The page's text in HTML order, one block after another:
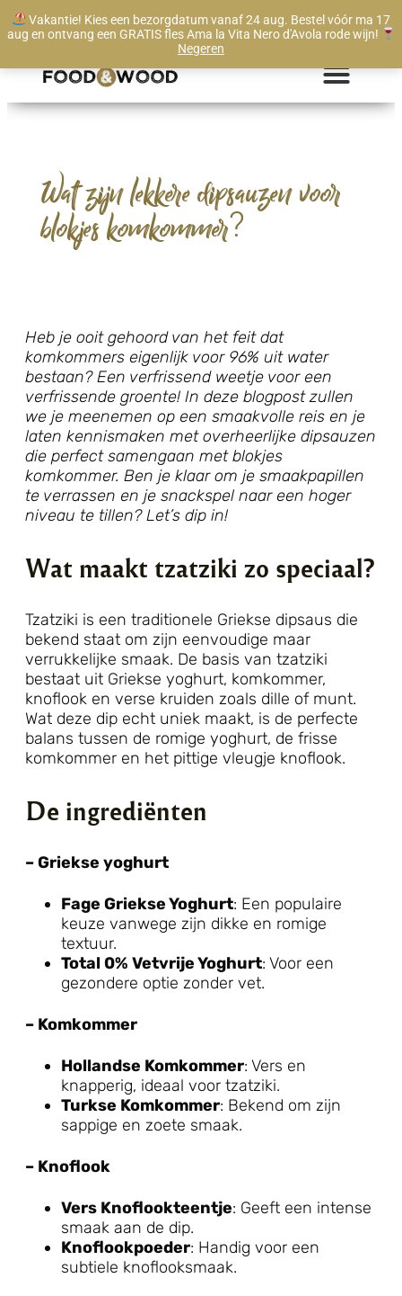
Vakantie! Kies een bezorgdatum vanaf 24 aug. Bestel vóór ma 17
aug en ontvang een GRATIS fles Ama la Vita Nero d'Avola rode wijn!
Negeren
Te bestellen vanaf 1 stuk
Wat zijn lekkere dipsauzen voor
blokjes komkommer?
Heb je ooit gehoord van het feit dat
komkommers eigenlijk voor 96% uit water
bestaan? Een verfrissend weetje voor een
verfrissende groente! In deze blogpost zullen
we je meenemen op een smaakvolle reis en je
laten kennismaken met overheerlijke dipsauzen
die perfect samengaan met blokjes
komkommer. Ben je klaar om je smaakpapillen
te verrassen en je snackspel naar een hoger
niveau te tillen? Let’s dip in!
Wat maakt tzatziki zo speciaal?
Tzatziki is een traditionele Griekse dipsaus die
bekend staat om zijn eenvoudige maar
verrukkelijke smaak. De basis van tzatziki
bestaat uit Griekse yoghurt, komkommer,
knoflook en verse kruiden zoals dille of munt.
Wat deze dip echt uniek maakt, is de perfecte
balans tussen de romige yoghurt, de frisse
komkommer en het pittige vleugje knoflook.
De ingrediënten
– Griekse yoghurt
Fage Griekse Yoghurt: Een populaire
keuze vanwege zijn dikke en romige
textuur.
Total 0% Vetvrije Yoghurt: Voor een
gezondere optie zonder vet.
– Komkommer
Hollandse Komkommer: Vers en
knapperig, ideaal voor tzatziki.
Turkse Komkommer: Bekend om zijn
sappige en zoete smaak.
– Knoflook
Vers Knoflookteentje: Geeft een intense
smaak aan de dip.
Knoflookpoeder: Handig voor een
subtiele knoflooksmaak.